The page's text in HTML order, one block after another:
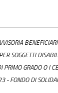
SOGGETTI
GRADO O I
- FONDO DI